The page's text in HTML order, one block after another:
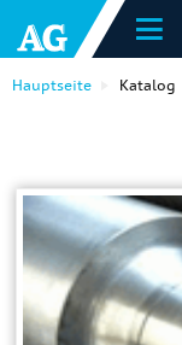
Hauptseite Katalog